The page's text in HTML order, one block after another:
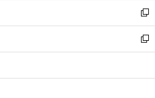
く
で
開
く
ド
ウ
で
開
ィ
ン
ド
ウ
開
い
ウ
ィ
ン
ウ
新
し
い
ウ
ン
新
し
ウ